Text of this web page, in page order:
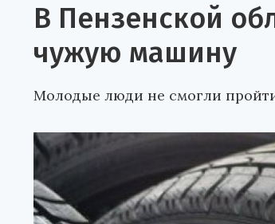
В Пензенской
чужую машину
Молодые люди не смогли